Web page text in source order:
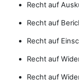
Recht auf
Recht auf
Recht auf
Recht auf
Recht auf